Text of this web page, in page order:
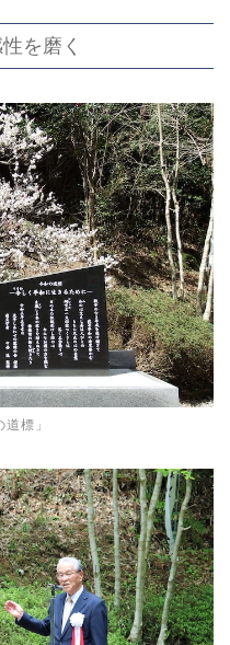
を磨く
標」